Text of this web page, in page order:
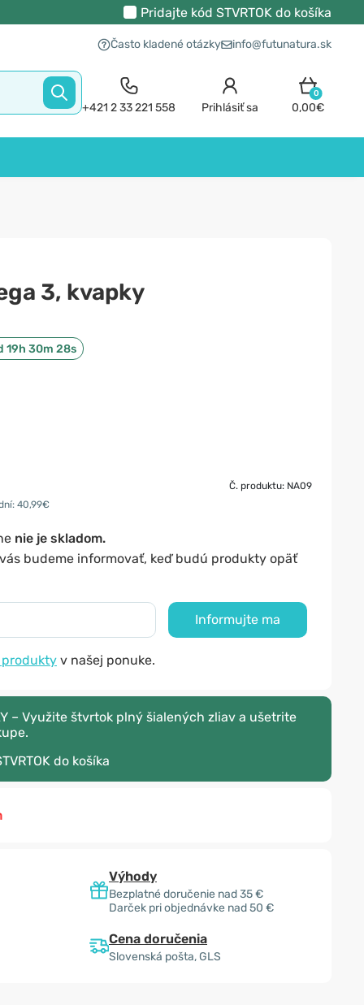
Pridajte kód STVRTOKdo košíka
Často kladené otázky info@futunatura.sk
+421 2 33 221 558 Prihlásiť sa
0
0,00€
3, kvapky
19h 30m 27s
Č. produktu: NA09
40,99€
nie je skladom.
budeme informovať, keď budú produkty opäť
Informujte ma
v našej ponuke.
– Využite štvrtok plný šialených zliav a ušetrite
do košíka
Výhody
Bezplatné doručenie nad 35 €
Darček pri objednávke nad 50 €
Cena doručenia
Slovenská pošta, GLS